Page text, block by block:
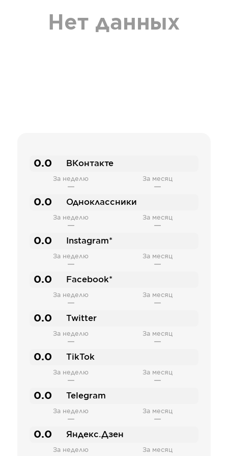
Нет данных
0.0 ВКонтакте
За неделю
—
За месяц
—
0.0 Одноклассники
За неделю
—
За месяц
—
0.0 Instagram*
За неделю
—
За месяц
—
0.0 Facebook*
За неделю
—
За месяц
—
0.0 Twitter
За неделю
—
За месяц
—
0.0 TikTok
За неделю
—
За месяц
—
0.0 Telegram
За неделю
—
За месяц
—
0.0 Яндекс.Дзен
За неделю За месяц